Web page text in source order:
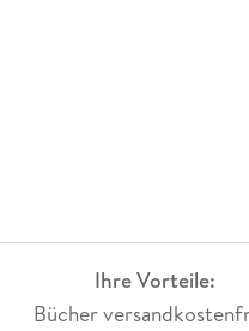
Ihre Vorteile:
Bücher